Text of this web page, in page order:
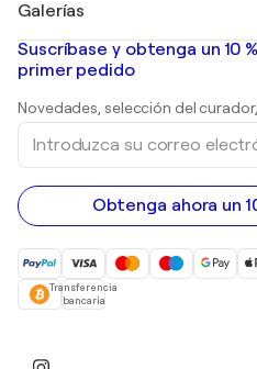
Banksy
Mr. Brainwash
Shepard Fairey
Pinturas abstractas en venta
pinturas de paisajes
Huellas dactilares
pinturas acrílicas
Galerías
Galerías de arte en España
Suscríbase y obtenga un 10
primer pedido
Novedades, selección del
Introduzca
correo
electrónico
Obtenga ahora un
Transferencia
bancaria